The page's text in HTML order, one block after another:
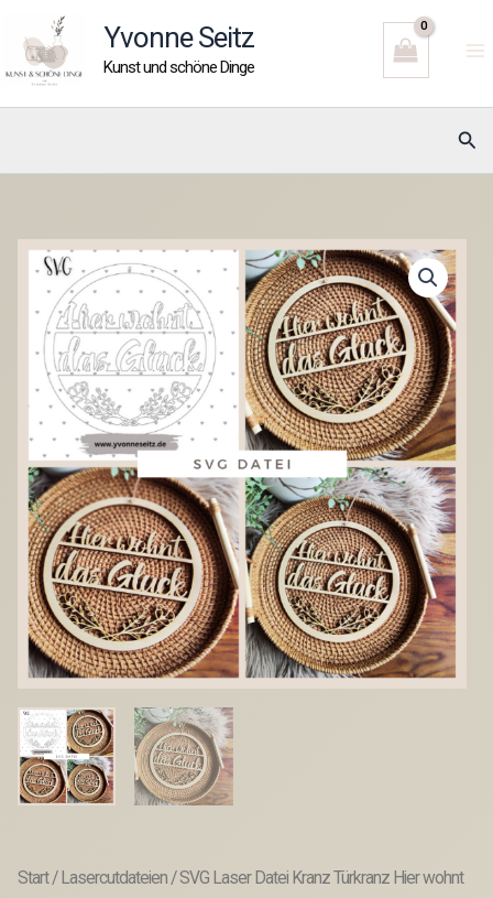
Inhalt
springen
Yvonne Seitz
Kunst und schöne Dinge
Start/ Lasercutdateien/ SVG Laser Datei Kranz Türkranz Hier wohnt